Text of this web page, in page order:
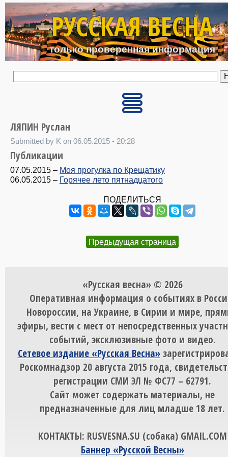
Перейти к основному
РУССКАЯ ВЕСНА
только проверенная информация
ЛЯПИН Руслан
Submitted by K on 06.05.2015 - 20:28
Публикации
07.05.2015 – Моя прогулка по Крещатику
06.05.2015 – Горячее лето пятнадцатого
ПОДЕЛИТЬСЯ
Предыдущая страница
«Русская весна» © 2026
Оперативная информация о событиях в
Новороссии, на Украине, в Сирии и мире,
эфиры, вести с мест от непосредственных
событий, эксклюзивные фото и видео.
Сетевое издание «Русская Весна»
Роскомнадзор 20 августа 2015 года,
регистрации СМИ ЭЛ № ФС77 – 62791.
Сайт может содержать материалы, не
предназначенные для лиц младше 18 лет.
КОНТАКТЫ: RUSVESNA.SU (собака) GMAIL.COM
Баннер «Русской Весны»